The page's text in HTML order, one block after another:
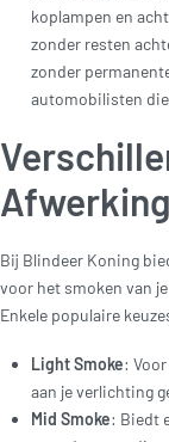
koplampen en
zonder resten
zonder
automobilisten
Bij Blindeer Koning
voor het smoken van
Enkele populaire
Light Smoke:
aan je verlichting
Mid Smoke: Biedt